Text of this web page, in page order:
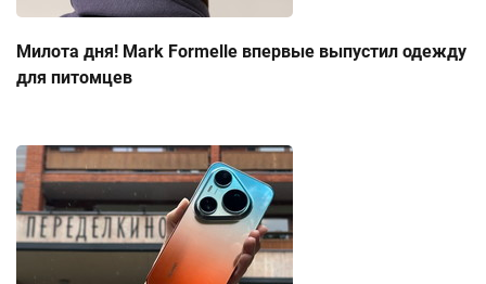
Милота дня! Mark Formelle впервые выпустил одежду
для питомцев